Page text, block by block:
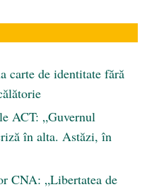
carte de identitate fără
ACT: „Guvernul
în alta. Astăzi, în
CNA: „Libertatea de